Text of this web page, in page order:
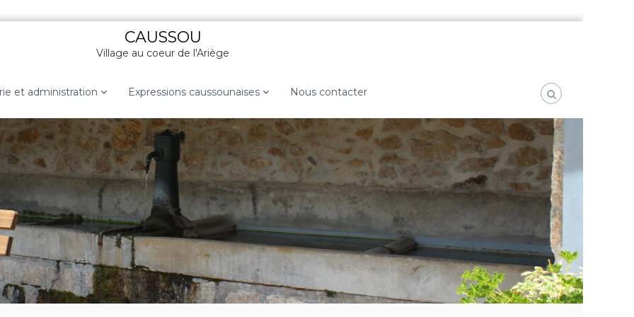
CAUSSOU
Village au coeur de l'Ariège
et administration Expressions caussounaises Nous contacter